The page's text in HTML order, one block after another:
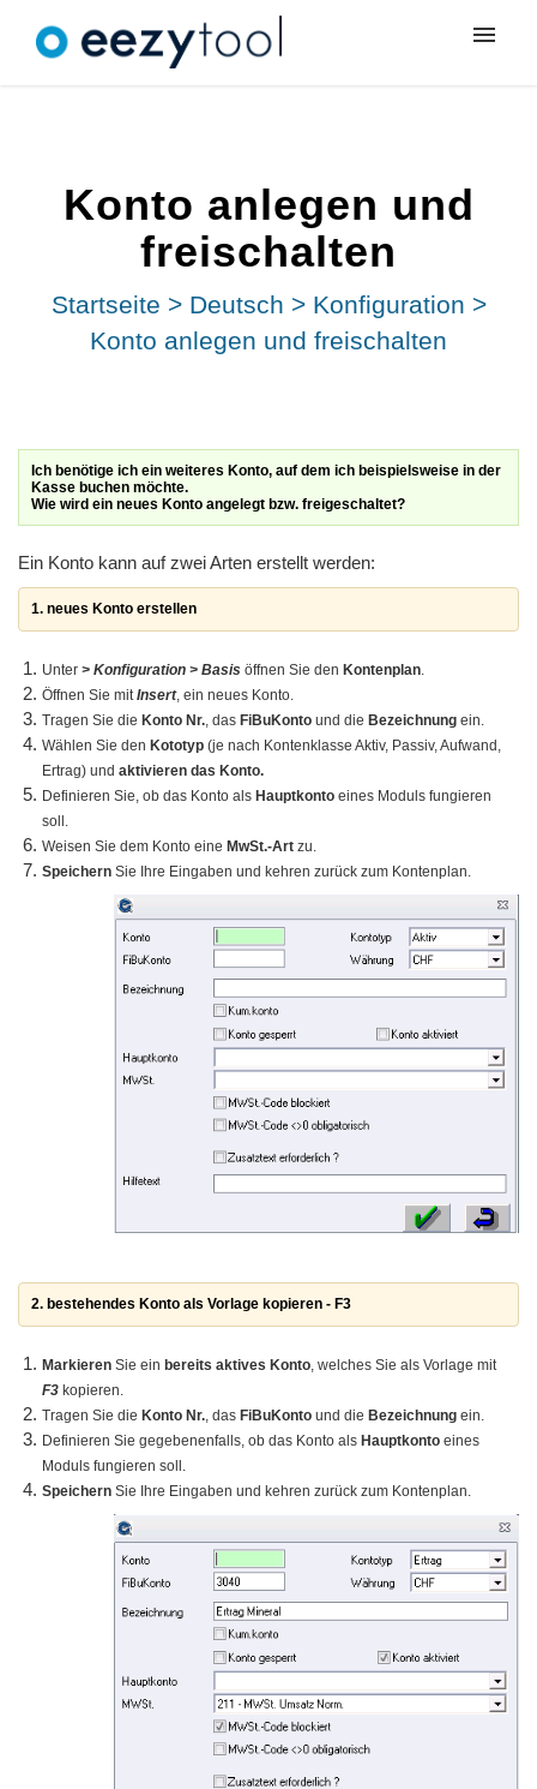
Anmeldung
Konto anlegen und
freischalten
Startseite > Deutsch > Konfiguration >
Konto anlegen und freischalten
Ich benötige ich ein weiteres Konto, auf dem ich beispielsweise in der
Kasse buchen möchte.
Wie wird ein neues Konto angelegt bzw. freigeschaltet?
Ein Konto kann auf zwei Arten erstellt werden:
1. neues Konto erstellen
Unter > Konfiguration > Basis öffnen Sie den Kontenplan.
Öffnen Sie mitInsert, ein neues Konto.
Tragen Sie die Konto Nr., das FiBuKonto und die Bezeichnung ein.
Wählen Sie den Kototyp (je nach Kontenklasse Aktiv, Passiv, Aufwand,
Ertrag) und aktivieren das Konto.
Definieren Sie, ob das Konto als Hauptkonto eines Moduls fungieren
soll.
Weisen Sie dem Konto eine MwSt.-Art zu.
Speichern Sie Ihre Eingaben und kehren zurück zum Kontenplan.
2. bestehendes Konto als Vorlage kopieren - F3
Markieren Sie ein bereits aktives Konto , welches Sie als Vorlage mit
F3 kopieren.
Tragen Sie die Konto Nr. , das FiBuKonto und die Bezeichnung ein.
Definieren Sie gegebenenfalls, ob das Konto als Hauptkonto eines
Moduls fungieren soll.
Speichern Sie Ihre Eingaben und kehren zurück zum Kontenplan.